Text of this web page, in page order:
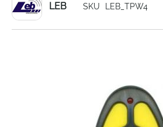
LEB SKU LEB_TPW4